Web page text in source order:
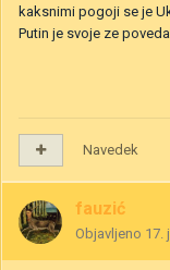
kaksnimi pogoji se je
Putin je svoje ze povedal
Navedek
fauzić
Objavljeno 17.